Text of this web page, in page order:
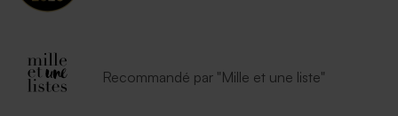
Recommandé par "Mille et une liste"